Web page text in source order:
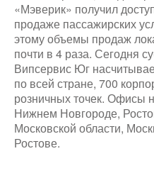
«Мэверик» получил
продаже пассажирских
этому объемы продаж
почти в 4 раза. Сегодня
Випсервис Юг
по всей стране, 700
розничных точек. Офисы
Нижнем Новгороде,
Московской области,
Ростове.